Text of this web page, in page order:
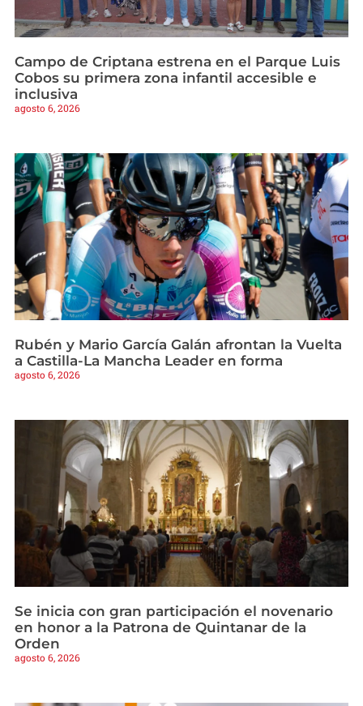
Campo de Criptana estrena en el Parque Luis
Cobos su primera zona infantil accesible e
inclusiva
agosto 6, 2026
Rubén y Mario García Galán afrontan la Vuelta
a Castilla-La Mancha Leader en forma
agosto 6, 2026
Se inicia con gran participación el novenario
en honor a la Patrona de Quintanar de la
Orden
agosto 6, 2026